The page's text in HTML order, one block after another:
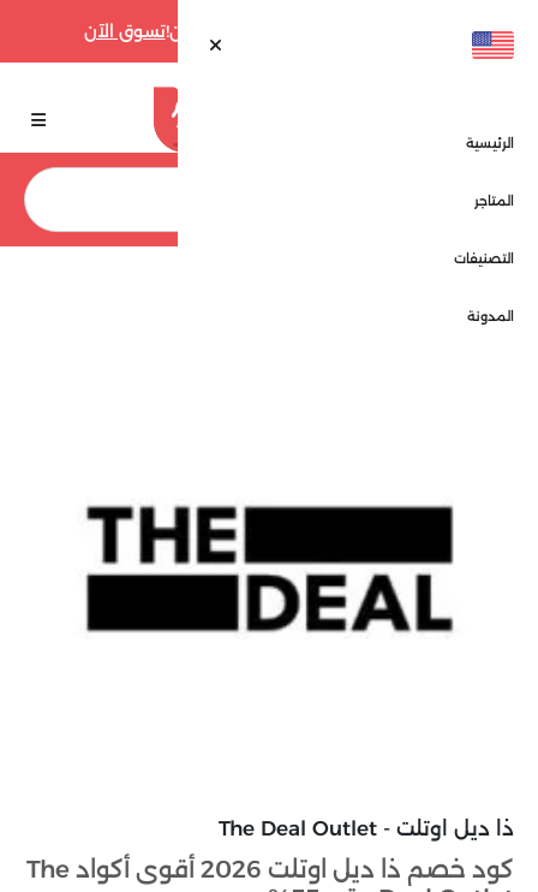
تسوق الآن
الرئيسية
المتاجر
التصنيفات
المدونة
ذا ديل اوتلت - The Deal Outlet
كود خصم ذا ديل اوتلت 2026 أقوى أكواد The